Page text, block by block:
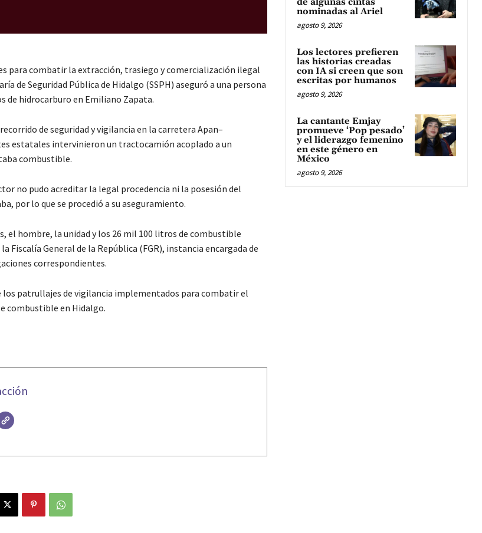
para combatir la extracción, trasiego y comercialización ilegal
de Seguridad Pública de Hidalgo (SSPH) aseguró a una persona
de hidrocarburo en Emiliano Zapata.
de seguridad y vigilancia en la carretera Apan–
estatales intervinieron un tractocamión acoplado a un
combustible.
no pudo acreditar la legal procedencia ni la posesión del
por lo que se procedió a su aseguramiento.
el hombre, la unidad y los 26 mil 100 litros de combustible
Fiscalía General de la República (FGR), instancia encargada de
correspondientes.
los patrullajes de vigilancia implementados para combatir el
combustible en Hidalgo.
de algunas cintas
nominadas al Ariel
agosto 9, 2026
Los lectores prefieren
las historias creadas
con IA si creen que son
escritas por humanos
agosto 9, 2026
La cantante Emjay
promueve ‘Pop pesado’
y el liderazgo femenino
en este género en
México
agosto 9, 2026